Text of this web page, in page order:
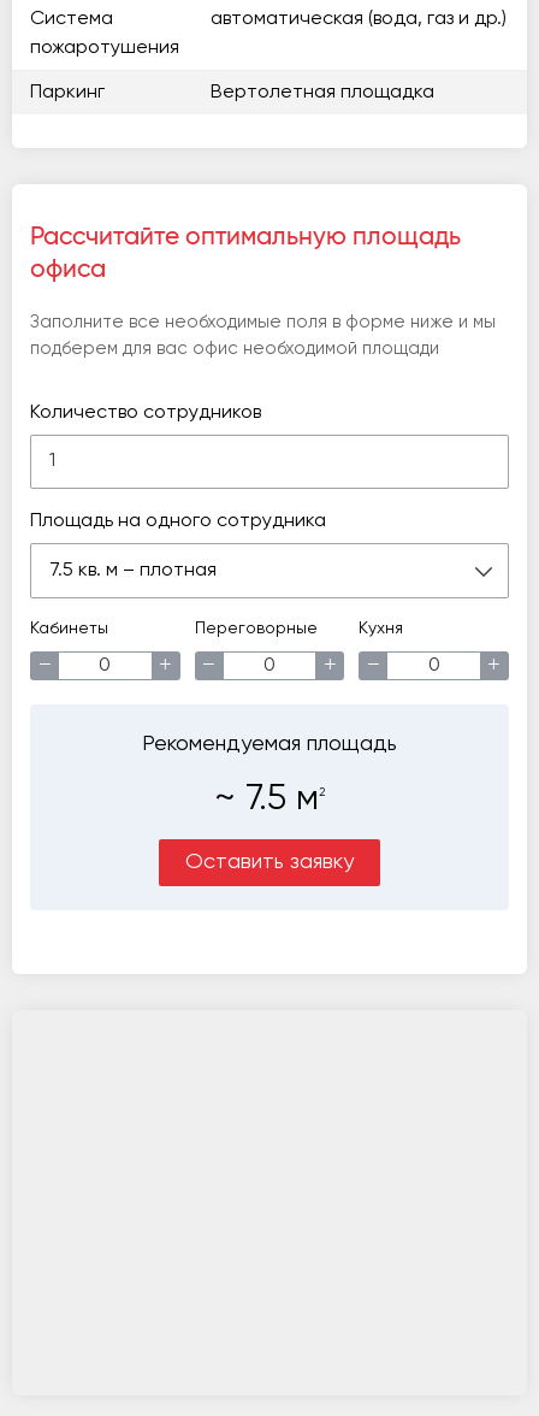
Система
пожаротушения
автоматическая (вода, газ и др.)
Паркинг Вертолетная площадка
Рассчитайте оптимальную площадь
офиса
Заполните все необходимые поля в форме ниже и мы
подберем для вас офис необходимой площади
Количество сотрудников
Площадь на одного сотрудника
7.5 кв. м – плотная
Кабинеты
− +
Переговорные
− +
Кухня
− +
Рекомендуемая площадь
~ 7.5 м 2
Оставить заявку